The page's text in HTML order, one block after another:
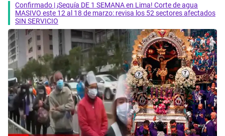
Confirmado | ¡Sequía DE 1 SEMANA en Lima! Corte de agua
MASIVO este 12 al 18 de marzo: revisa los 52 sectores afectados
SIN SERVICIO